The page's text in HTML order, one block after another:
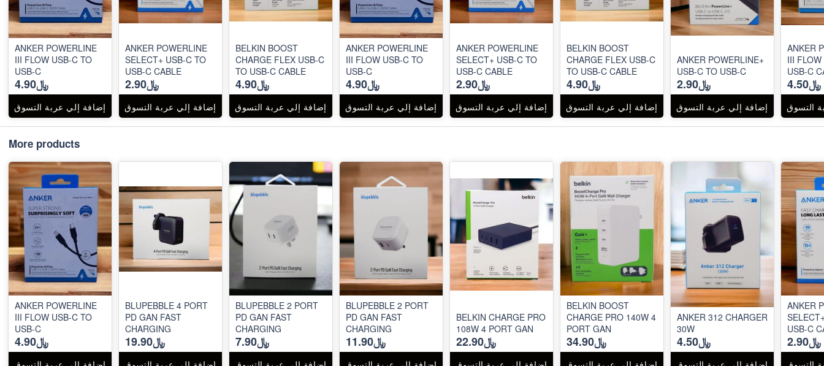
ANKER POWERLINE
III FLOW USB-C TO
USB-C
﷼4.90
إضافة إلي عربة التسوق
ANKER POWERLINE
SELECT+ USB-C TO
USB-C CABLE
﷼2.90
إضافة إلي عربة التسوق
BELKIN BOOST
CHARGE FLEX USB-C
TO USB-C CABLE
﷼4.90
إضافة إلي عربة التسوق
ANKER POWERLINE
III FLOW USB-C TO
USB-C
﷼4.90
إضافة إلي عربة التسوق
ANKER POWERLINE
SELECT+ USB-C TO
USB-C CABLE
﷼2.90
إضافة إلي عربة التسوق
BELKIN BOOST
CHARGE FLEX USB-C
TO USB-C CABLE
﷼4.90
إضافة إلي عربة التسوق
ANKER POWERLINE+
USB-C TO USB-C
﷼2.90
إضافة إلي عربة التسوق
ANKER
III
USB-C
﷼4.50
التسوق
More products
ANKER POWERLINE
III FLOW USB-C TO
USB-C
﷼4.90
BLUPEBBLE 4 PORT
PD GAN FAST
CHARGING
﷼19.90
BLUPEBBLE 2 PORT
PD GAN FAST
CHARGING
﷼7.90
BLUPEBBLE 2 PORT
PD GAN FAST
CHARGING
﷼11.90
BELKIN CHARGE PRO
108W 4 PORT GAN
﷼22.90
BELKIN BOOST
CHARGE PRO 140W 4
PORT GAN
﷼34.90
ANKER 312 CHARGER
30W
﷼4.50
ANKER
USB-C
﷼2.90